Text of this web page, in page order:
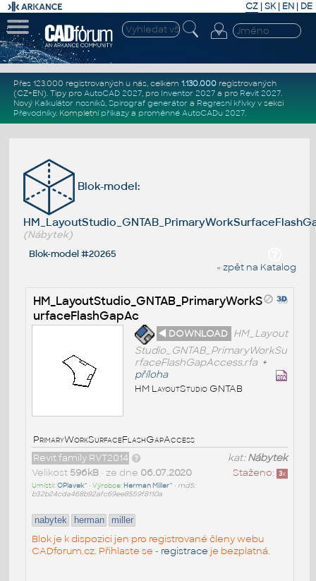
CZ | SK| EN | DE
Přes 123.000 registrovaných u nás, celkem 1.130.000registrovaných
(CZ+EN). Tipy pro AutoCAD 2027, pro Inventor 2027a pro Revit 2027.
Nový Kalkulátor nosníků, Spirograf generátor a Regresní křivkyv sekci
Převodníky. Kompletní příkazya proměnné AutoCADu 2027.
Blok-model:
(Nábytek)
Blok-model #20265
« zpět na Katalog
HM_LayoutStudio_GNTAB_PrimaryWorkS
urfaceFlashGapAc
◄ DOWNLOAD HM_Layout
Studio_GNTAB_PrimaryWorkSu
rfaceFlashGapAccess.rfa +
příloha
HM LayoutStudio GNTAB
PrimaryWorkSurfaceFlashGapAccess
kat:Nábytek
Revit family RVT2014
Staženo: 3x
Velikost 596kB• ze dne 06.07.2020
Umístil:OPlavek^ • Výrobce: Herman Miller^ • md5:
b32b24cda468b92afc69ee8559f8110a
nabytek herman miller
Blok je k dispozici jen pro registrované členy webu
CADforum.cz. Přihlaste se - registrace je bezplatná.